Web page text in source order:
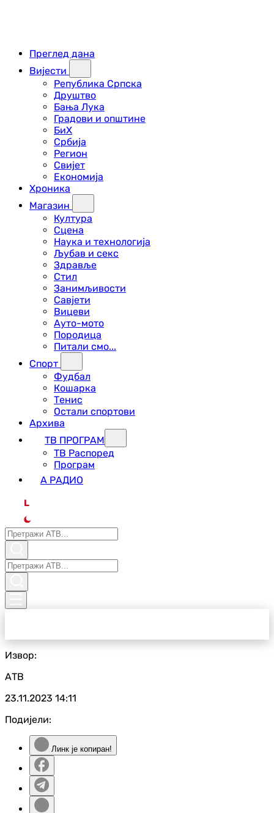
Преглед дана
Вијести
Република Српска
Друштво
Бања Лука
Градови и општине
БиХ
Србија
Регион
Свијет
Економија
Хроника
Магазин
Култура
Сцена
Наука и технологија
Љубав и секс
Здравље
Стил
Занимљивости
Савјети
Вицеви
Ауто-мото
Породица
Питали смо...
Спорт
Фудбал
Кошарка
Тенис
Остали спортови
Архива
ТВ ПРОГРАМ
ТВ Распоред
Програм
А РАДИО
L
Извор:
АТВ
23.11.2023 14:11
Подијели:
Линк је копиран!